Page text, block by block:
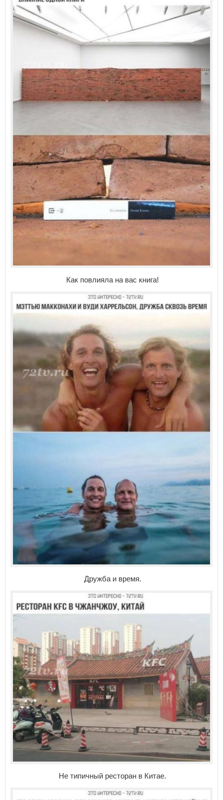
Как повлияла на вас книга!
Дружба и время.
Не типичный ресторан в Китае.